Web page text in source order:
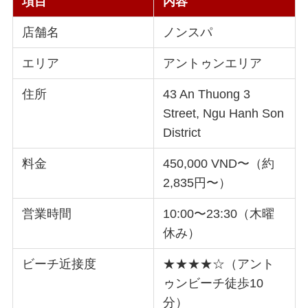
店舗名 ノンスパ
エリア アントゥンエリア
住所
43 An Thuong 3
Street, Ngu Hanh Son
District
料金
450,000 VND〜（約
2,835円〜）
営業時間
10:00〜23:30（木曜
休み）
ビーチ近接度
★★★★☆（アント
ゥンビーチ徒歩10
分）